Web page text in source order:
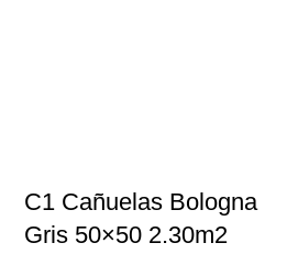
C1 Cañuelas Bologna
Gris 50×50 2.30m2